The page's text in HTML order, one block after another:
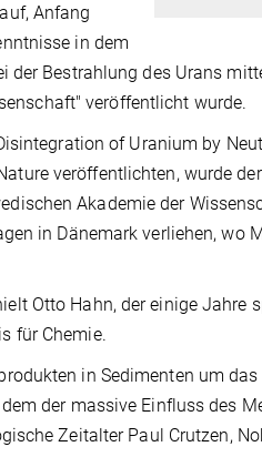
Anfang
in dem
der Bestrahlung des Urans
veröffentlicht wurde.
of Uranium by
veröffentlichten, wurde
Akademie der
in Dänemark verliehen, wo
Otto Hahn, der einige Jahre
für Chemie.
in Sedimenten um
der massive Einfluss des
Zeitalter Paul Crutzen,